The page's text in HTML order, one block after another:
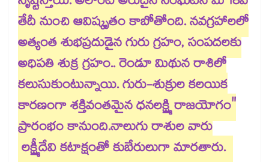
తేదీ నుంచి ఆవిష్కృతం కాబోతోంది. నవగ్రహాలలో
అత్యంత శుభప్రదుడైన గురు గ్రహం, సంపదలకు
అధిపతి శుక్ర గ్రహం.. రెండూ మిథున రాశిలో
కలుసుకుంటున్నాయి. గురు-శుక్రుల కలయిక
కారణంగా శక్తివంతమైన ధనలక్ష్మి రాజయోగం"
ప్రారంభం కానుంది.నాలుగు రాశుల వారు
లక్ష్మీదేవి కటాక్షంతో కుబేరులుగా మారతారు.